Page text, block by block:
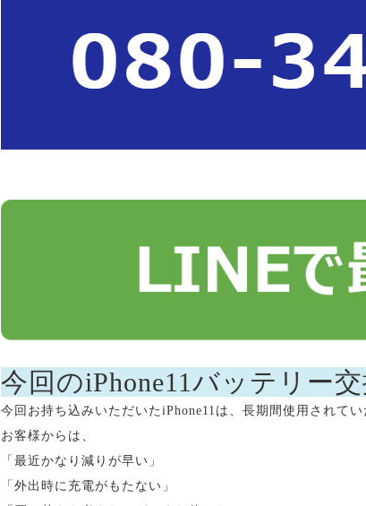
今回のiPhone11バッテリー
今回お持ち込みいただいたiPhone11は、長期間使用されてい
お客様からは、
「最近かなり減りが早い」
「外出時に充電がもたない」